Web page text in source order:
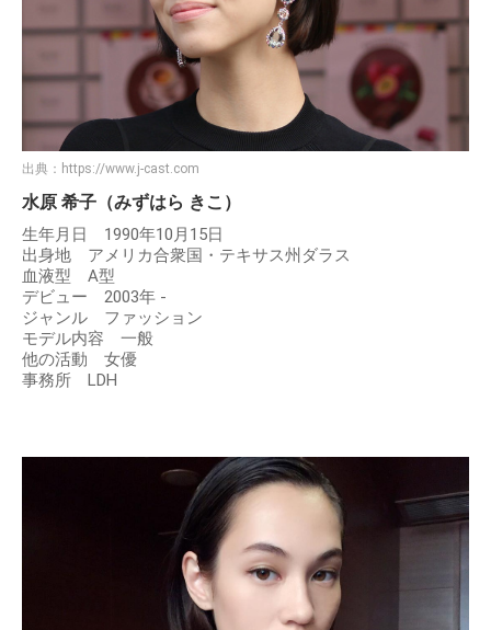
出典： https://www.j-cast.com
水原 希子（みずはら きこ）
生年月日 1990年10月15日
出身地 アメリカ合衆国・テキサス州ダラス
血液型 A型
デビュー 2003年 -
ジャンル ファッション
モデル内容 一般
他の活動 女優
事務所 LDH